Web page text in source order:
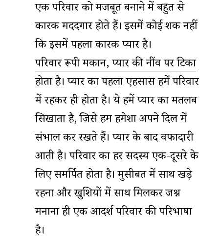
एक परिवार को मजबूत बनाने में बहुत से
कारक मददगार होते हैं। इसमें कोई शक नहीं
कि इसमें पहला कारक प्यार है।
परिवार रूपी मकान, प्यार की नींव पर टिका
होता है। प्यार का पहला एहसास हमें परिवार
में रहकर ही होता है। ये हमें प्यार का मतलब
सिखाता है, जिसे हम हमेशा अपने दिल में
संभाल कर रखते हैं। प्यार के बाद वफादारी
आती है। परिवार का हर सदस्य एक-दूसरे के
लिए समर्पित होता है। मुसीबत में साथ खड़े
रहना और खुशियों में साथ मिलकर जश्न
मनाना ही एक आदर्श परिवार की परिभाषा
है।